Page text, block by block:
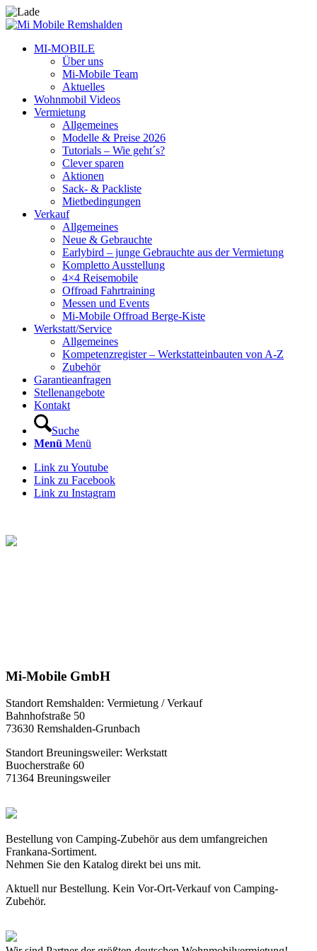
MI-MOBILE
Über uns
Mi-Mobile Team
Aktuelles
Wohnmobil Videos
Vermietung
Allgemeines
Modelle & Preise 2026
Tutorials – Wie geht´s?
Clever sparen
Aktionen
Sack- & Packliste
Mietbedingungen
Verkauf
Allgemeines
Neue & Gebrauchte
Earlybird – junge Gebrauchte aus der Vermietung
Kompletto Ausstellung
4×4 Reisemobile
Offroad Fahrtraining
Messen und Events
Mi-Mobile Offroad Berge-Kiste
Werkstatt/Service
Allgemeines
Kompetenzregister – Werkstatteinbauten von A-Z
Zubehör
Garantieanfragen
Stellenangebote
Kontakt
Suche
Menü Menü
Link zu Youtube
Link zu Facebook
Link zu Instagram
Mi-Mobile GmbH
Standort Remshalden: Vermietung / Verkauf
Bahnhofstraße 50
73630 Remshalden-Grunbach
Standort Breuningsweiler: Werkstatt
Buocherstraße 60
71364 Breuningsweiler
Bestellung von Camping-Zubehör aus dem umfangreichen
Frankana-Sortiment.
Nehmen Sie den Katalog direkt bei uns mit.
Aktuell nur Bestellung. Kein Vor-Ort-Verkauf von Camping-
Zubehör.